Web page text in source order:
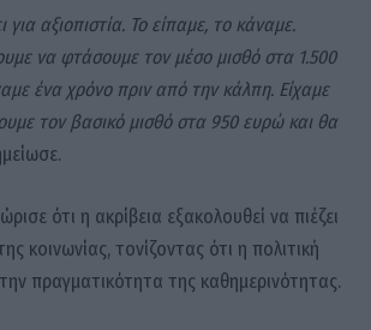
αξιοπιστία. Το είπαμε, το κάναμε.
να φτάσουμε τον μέσο μισθό στα 1.500
ένα χρόνο πριν από την κάλπη. Είχαμε
τον βασικό μισθό στα 950 ευρώ και θα
ότι η ακρίβεια εξακολουθεί να πιέζει
κοινωνίας, τονίζοντας ότι η πολιτική
πραγματικότητα της καθημερινότητας.